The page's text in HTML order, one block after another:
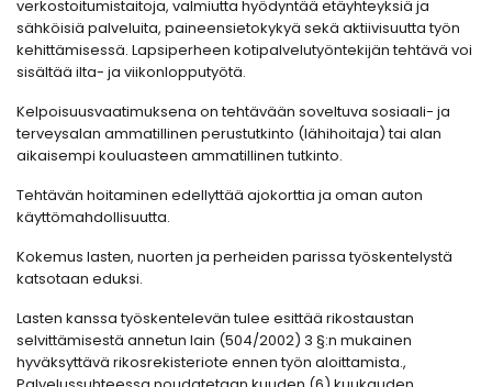
verkostoitumistaitoja, valmiutta hyödyntää etäyhteyksiä ja
sähköisiä palveluita, paineensietokykyä sekä aktiivisuutta työn
kehittämisessä. Lapsiperheen kotipalvelutyöntekijän tehtävä voi
sisältää ilta- ja viikonlopputyötä.
Kelpoisuusvaatimuksena on tehtävään soveltuva sosiaali- ja
terveysalan ammatillinen perustutkinto (lähihoitaja) tai alan
aikaisempi kouluasteen ammatillinen tutkinto.
Tehtävän hoitaminen edellyttää ajokorttia ja oman auton
käyttömahdollisuutta.
Kokemus lasten, nuorten ja perheiden parissa työskentelystä
katsotaan eduksi.
Lasten kanssa työskentelevän tulee esittää rikostaustan
selvittämisestä annetun lain (504/2002) 3 §:n mukainen
hyväksyttävä rikosrekisteriote ennen työn aloittamista.,